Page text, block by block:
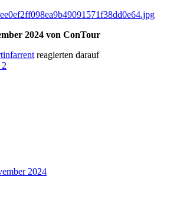
2024 von ConTour
reagierten darauf
2
2024